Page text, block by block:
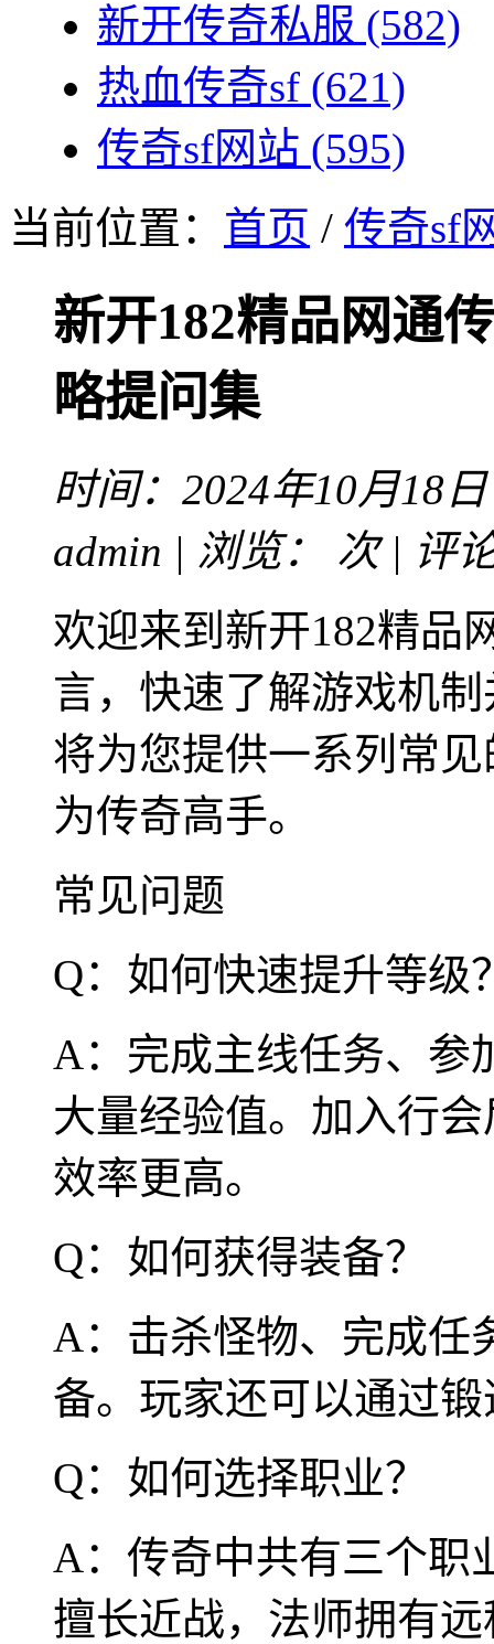
新开传奇私服 (582)
热血传奇sf (621)
传奇sf网站 (595)
当前位置： 首页 / 传奇sf
新开182精品网通
略提问集
时间：2024年10月18
admin | 浏览：
次 | 评
欢迎来到新开182精品
言，快速了解游戏机
将为您提供一系列常
为传奇高手。
常见问题
Q：如何快速提升等级
A：完成主线任务、参
大量经验值。加入行
效率更高。
Q：如何获得装备？
A：击杀怪物、完成任
备。玩家还可以通过
Q：如何选择职业？
A：传奇中共有三个职
擅长近战，法师拥有